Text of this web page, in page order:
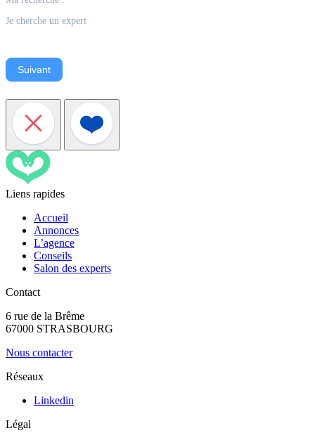
Je cherche un expert
Suivant
Liens rapides
Accueil
Annonces
L’agence
Conseils
Salon des experts
Contact
6 rue de la Brême
67000 STRASBOURG
Nous contacter
Réseaux
Linkedin
Légal